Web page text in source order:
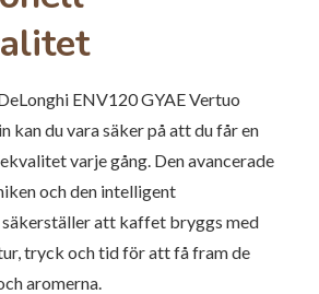
ENV120 GYAE Vertuo
kan du vara säker på att du får en
varje gång. Den avancerade
och den intelligent
att kaffet bryggs med
tryck och tid för att få fram de
aromerna.